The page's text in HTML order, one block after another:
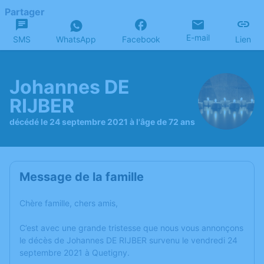
Partager
SMS WhatsApp Facebook E-mail Lien
Johannes DE
RIJBER
décédé le 24 septembre 2021 à l'âge de 72 ans
Message de la famille
Chère famille, chers amis,
C’est avec une grande tristesse que nous vous annonçons
le décès de Johannes DE RIJBER survenu le vendredi 24
septembre 2021 à Quetigny.